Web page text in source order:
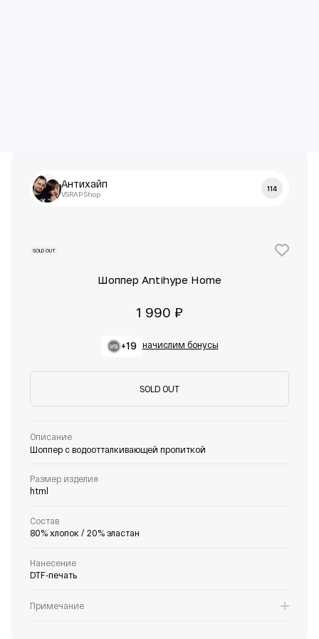
Антихайп
VSRAP Shop
114
SOLD OUT
Шоппер Antihype Home
1 990 ₽
+19 начислим бонусы
SOLD OUT
Описание
Шоппер с водоотталкивающей пропиткой
Размер изделия
html
Состав
80% хлопок / 20% эластан
Нанесение
DTF-печать
Примечание